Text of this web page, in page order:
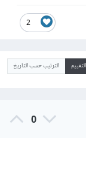
2
الترتيب حسب التاريخ
0